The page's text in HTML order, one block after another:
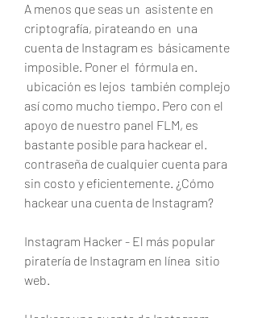
A menos que seas un  asistente en
criptografía, pirateando en  una
cuenta de Instagram es  básicamente
imposible. Poner el  fórmula en.
así como mucho tiempo. Pero con el
apoyo de nuestro panel FLM, es
bastante posible para hackear el.
contraseña de cualquier cuenta para
sin costo y eficientemente. ¿Cómo
hackear una cuenta de Instagram?
Instagram Hacker - El más popular
piratería de Instagram en línea  sitio
web.